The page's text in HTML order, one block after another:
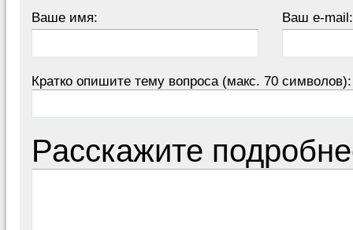
Ваше имя: Ваш e-mail:
Кратко опишите тему вопроса (макс. 70 символов):
Расскажите